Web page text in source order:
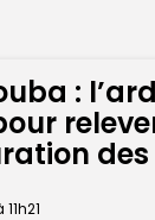
:
des